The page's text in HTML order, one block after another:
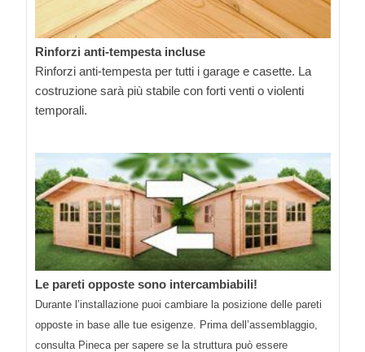
Rinforzi anti-tempesta incluse
Rinforzi anti-tempesta per tutti i garage e casette. La
costruzione sarà più stabile con forti venti o violenti
temporali.
Le pareti opposte sono intercambiabili!
Durante l’installazione puoi cambiare la posizione delle pareti
opposte in base alle tue esigenze. Prima dell’assemblaggio,
consulta Pineca per sapere se la struttura può essere